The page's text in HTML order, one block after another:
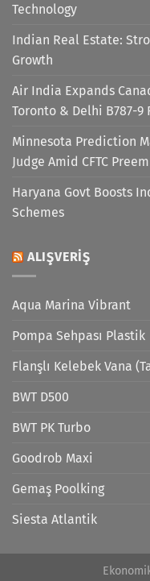
Technology
Indian Real Estate:
Growth
Air India Expands
Toronto & Delhi B787-9
Minnesota Prediction
Judge Amid CFTC
Haryana Govt Boosts
Schemes
ALIŞVERIŞ
Aqua Marina Vibrant
Pompa Sehpası Plastik
Flanşlı Kelebek Vana
BWT D500
BWT PK Turbo
Goodrob Maxi
Gemaş Poolking
Siesta Atlantik